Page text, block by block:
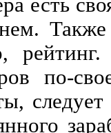
есть
Также
по-